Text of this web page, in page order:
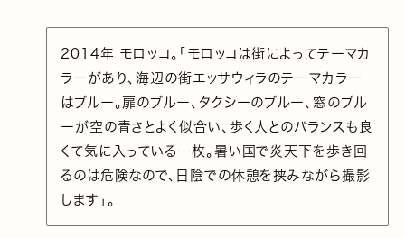
2014年 モロッコ。「モロッコは街によってテーマカ
ラーがあり、海辺の街エッサウィラのテーマカラー
はブルー。扉のブルー、タクシーのブルー、窓のブル
ーが空の青さとよく似合い、歩く人とのバランスも良
くて気に入っている一枚。暑い国で炎天下を歩き回
るのは危険なので、日陰での休憩を挟みながら撮影
します」。